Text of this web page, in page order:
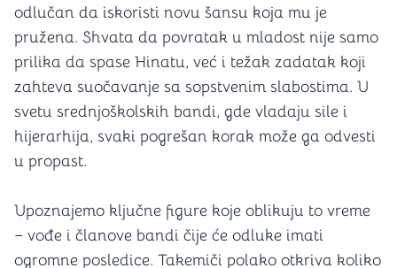
odlučan da iskoristi novu šansu koja mu je
pružena. Shvata da povratak u mladost nije samo
prilika da spase Hinatu, već i težak zadatak koji
zahteva suočavanje sa sopstvenim slabostima. U
svetu srednjoškolskih bandi, gde vladaju sile i
hijerarhija, svaki pogrešan korak može ga odvesti
u propast.
Upoznajemo ključne figure koje oblikuju to vreme
– vođe i članove bandi čije će odluke imati
ogromne posledice. Takemiči polako otkriva koliko